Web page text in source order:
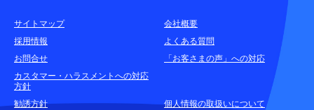
耳や言葉の不自由なお客さまのお問合せ窓口
お申込みをご検討中のお客さま
(商品に関するお問合せ・資料請求)
サイトマップ
会社概要
採用情報
よくある質問
お問合せ
「お客さまの声」への対応
カスタマー・ハラスメントへの対応
方針
勧誘方針
個人情報の取扱いについて